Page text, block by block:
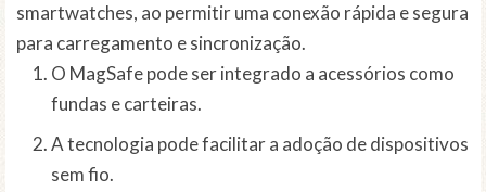
smartwatches, ao permitir uma conexão rápida e segura
para carregamento e sincronização.
O MagSafe pode ser integrado a acessórios como
fundas e carteiras.
A tecnologia pode facilitar a adoção de dispositivos
sem fio.